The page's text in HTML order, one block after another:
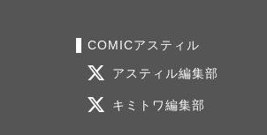
COMICアスティル
アスティル編集部
キミトワ編集部